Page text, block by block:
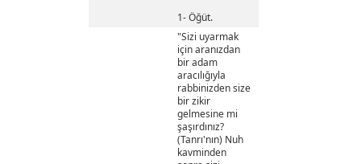
1- Öğüt.
"Sizi uyarmak
için aranızdan
bir adam
aracılığıyla
rabbinizden size
bir zikir
gelmesine mi
şaşırdınız?
(Tanrı'nın) Nuh
kavminden